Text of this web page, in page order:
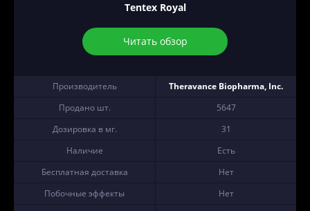
Tentex Royal
Читать обзор
Производитель
Theravance Biopharma, Inc.
Продано шт.
5647
Дозировка в мг.
31
Наличие
Есть
Бесплатная доставка
Нет
Побочные эффекты
Нет